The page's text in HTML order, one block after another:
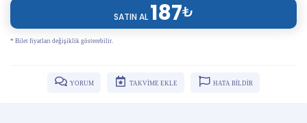
SATIN AL 187₺
* Bilet fiyatları değişiklik gösterebilir.
YORUM TAKVİME EKLE HATA BİLDİR